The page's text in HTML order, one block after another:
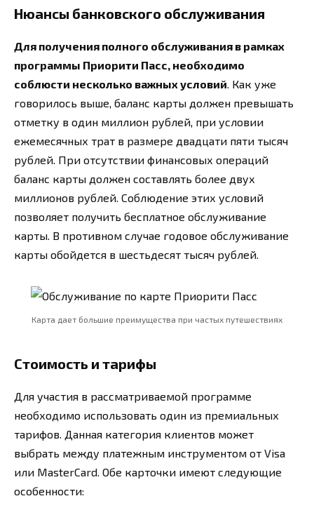
Нюансы банковского обслуживания
Для получения полного обслуживания в рамках
программы Приорити Пасс, необходимо
соблюсти несколько важных условий. Как уже
говорилось выше, баланс карты должен превышать
отметку в один миллион рублей, при условии
ежемесячных трат в размере двадцати пяти тысяч
рублей. При отсутствии финансовых операций
баланс карты должен составлять более двух
миллионов рублей. Соблюдение этих условий
позволяет получить бесплатное обслуживание
карты. В противном случае годовое обслуживание
карты обойдется в шестьдесят тысяч рублей.
Карта дает большие преимущества при частых путешествиях
Стоимость и тарифы
Для участия в рассматриваемой программе
необходимо использовать один из премиальных
тарифов. Данная категория клиентов может
выбрать между платежным инструментом от Visa
или MasterCard. Обе карточки имеют следующие
особенности: